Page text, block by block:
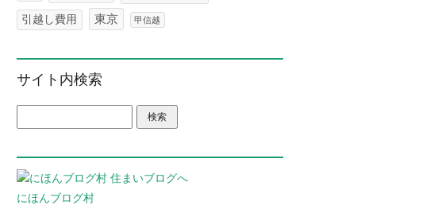
引越し費用 東京 甲信越
サイト内検索
にほんブログ村